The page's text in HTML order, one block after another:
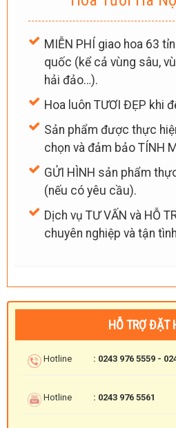
MIỄN PHÍ giao hoa 63
quốc (kể cả vùng sâu,
hải đảo…).
Hoa luôn TƯƠI ĐẸP khi
Sản phẩm được thực
chọn và đảm bảo TÍNH
GỬI HÌNH sản phẩm
(nếu có yêu cầu).
Dịch vụ TƯ VẤN và HỖ
chuyên nghiệp và tận
HỖ TRỢ ĐẶT
Hotline : 0243 976 5559 -
Hotline : 0243 976 5561